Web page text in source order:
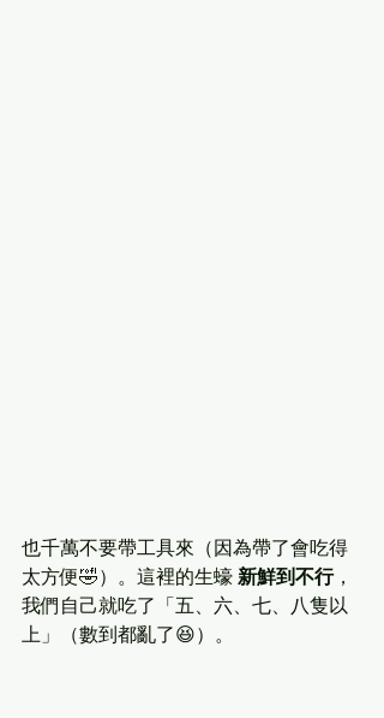
也千萬不要帶工具來（因為帶了會吃得
太方便🤣）。這裡的生蠔 新鮮到不行，
我們自己就吃了「五、六、七、八隻以
上」（數到都亂了😆）。